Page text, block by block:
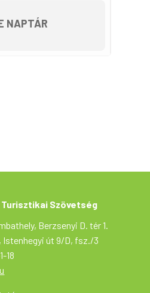
NAPTÁR
Turisztikai Szövetség
Berzsenyi D. tér 1.
Istenhegyi út 9/D, fsz./3
18